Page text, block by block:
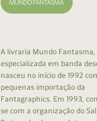
A livraria Mundo Fantasma,
especializada em banda
nasceu no início de 1992
pequenas importação da
Fantagraphics. Em 1993,
se com a organização do